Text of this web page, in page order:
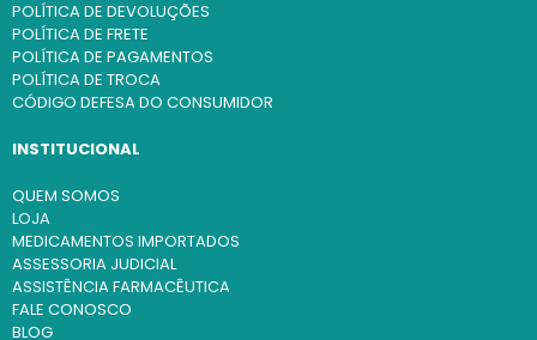
POLÍTICA DE DEVOLUÇÕES
POLÍTICA DE FRETE
POLÍTICA DE PAGAMENTOS
POLÍTICA DE TROCA
CÓDIGO DEFESA DO CONSUMIDOR
INSTITUCIONAL
QUEM SOMOS
LOJA
MEDICAMENTOS IMPORTADOS
ASSESSORIA JUDICIAL
ASSISTÊNCIA FARMACÊUTICA
FALE CONOSCO
BLOG